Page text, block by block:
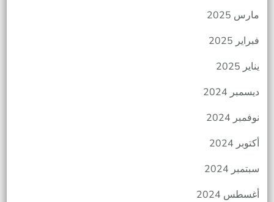
مارس 2025
فبراير 2025
يناير 2025
ديسمبر 2024
نوفمبر 2024
أكتوبر 2024
سبتمبر 2024
أغسطس 2024